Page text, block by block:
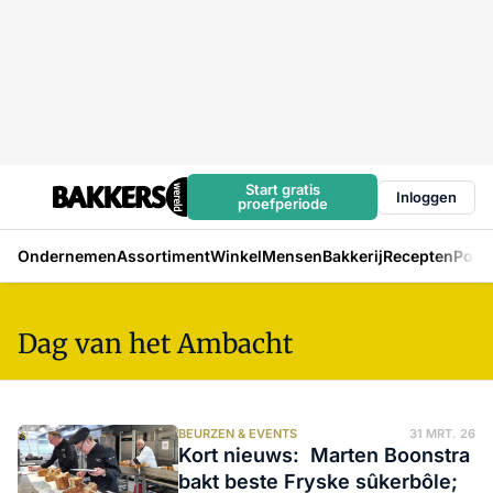
Start gratis
proefperiode
Inloggen
OndernemenAssortimentWinkelMensenBakkerijRecepten
Dag van het Ambacht
BEURZEN & EVENTS 31 MRT. 26
Kort nieuws: Marten Boonstra
bakt beste Fryske sûkerbôle;